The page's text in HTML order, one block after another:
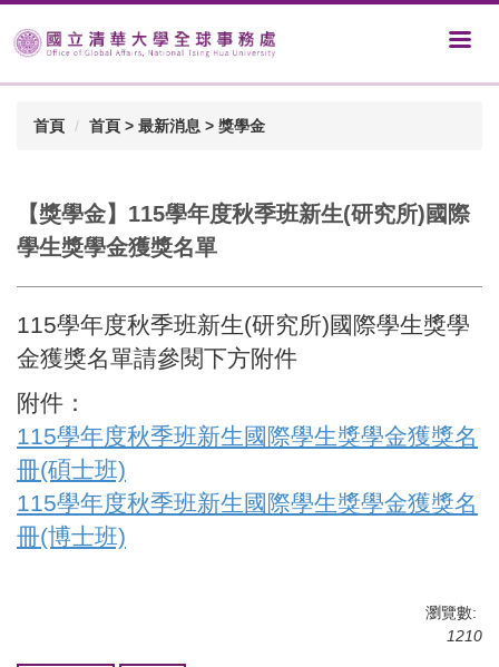
首頁 首頁 > 最新消息 > 獎學金
【獎學金】115學年度秋季班新生(研究所)國際
學生獎學金獲獎名單
115學年度秋季班新生(研究所)國際學生獎學
金獲獎名單請參閱下方附件
附件：
115學年度秋季班新生國際學生獎學金獲獎名
冊(碩士班)
115學年度秋季班新生國際學生獎學金獲獎名
冊(博士班)
瀏覽數:
1210